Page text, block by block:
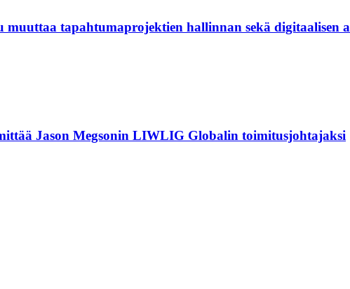
tapahtumaprojektien hallinnan sekä digitaalisen
Jason Megsonin LIWLIG Globalin toimitusjohtajaksi